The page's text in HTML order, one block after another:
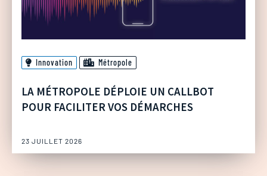
Innovation Métropole
LA MÉTROPOLE DÉPLOIE UN CALLBOT
POUR FACILITER VOS DÉMARCHES
23 JUILLET 2026